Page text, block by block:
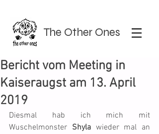
The Other Ones
Bericht vom Meeting in
Kaiseraugst am 13. April
2019
Diesmal hab ich mich mit
Wuschelmonster Shyla wieder mal an